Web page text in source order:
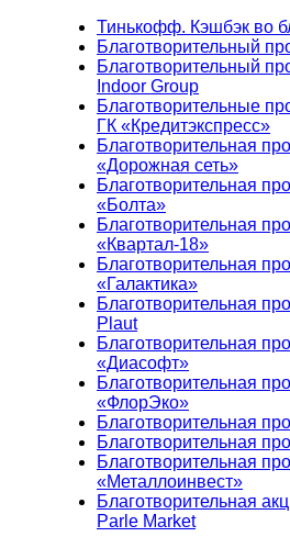
Тинькофф. Кэшбэк во
Благотворительный
Благотворительный
Indoor Group
Благотворительные
ГК «Кредитэкспресс»
Благотворительная
«Дорожная сеть»
Благотворительная
«Болта»
Благотворительная
«Квартал-18»
Благотворительная
«Галактика»
Благотворительная
Plaut
Благотворительная
«Диасофт»
Благотворительная
«ФлорЭко»
Благотворительная
Благотворительная
Благотворительная
«Металлоинвест»
Благотворительная
Parle Market